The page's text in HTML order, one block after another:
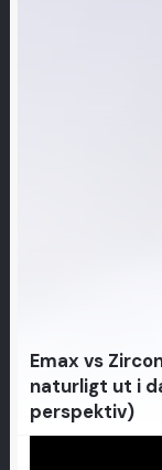
Emax vs
naturligt ut i
perspektiv)